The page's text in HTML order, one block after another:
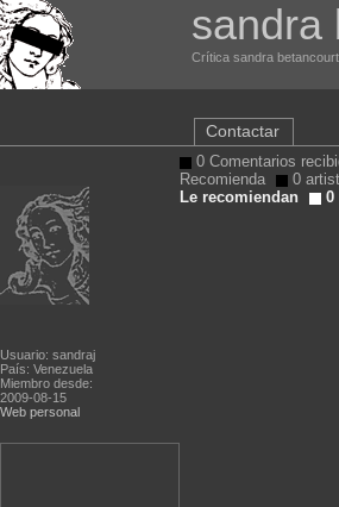
sandra
Crítica sandra
Usuario: sandraj
País: Venezuela
Miembro desde:
2009-08-15
Web personal
Contactar
0 Comentarios
Recomienda
0
Le recomiendan
0